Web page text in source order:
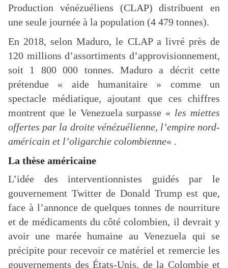
Production vénézuéliens (CLAP) distribuent en
une seule journée à la population (4 479 tonnes).
En 2018, selon Maduro, le CLAP a livré près de
120 millions d’assortiments d’approvisionnement,
soit 1 800 000 tonnes. Maduro a décrit cette
prétendue « aide humanitaire » comme un
spectacle médiatique, ajoutant que ces chiffres
montrent que le Venezuela surpasse « les miettes
offertes par la droite vénézuélienne, l’empire nord-
américain et l’oligarchie colombienne« .
La thèse américaine
L’idée des interventionnistes guidés par le
gouvernement Twitter de Donald Trump est que,
face à l’annonce de quelques tonnes de nourriture
et de médicaments du côté colombien, il devrait y
avoir une marée humaine au Venezuela qui se
précipite pour recevoir ce matériel et remercie les
gouvernements des États-Unis, de la Colombie et